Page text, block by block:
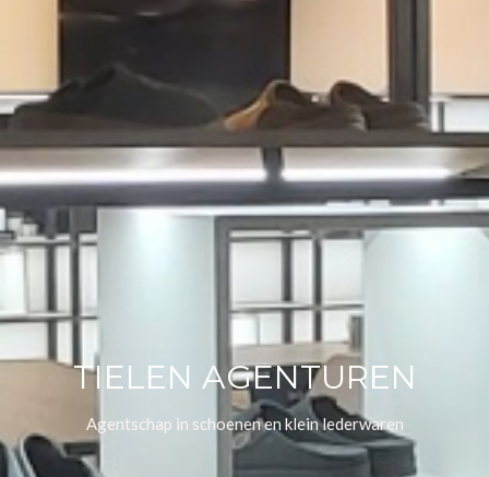
TIELEN AGENTUREN
Agentschap in schoenen en klein lederwaren